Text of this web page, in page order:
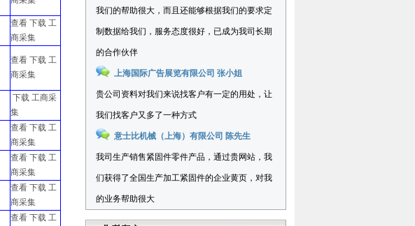
我们的帮助很大，而且还能够根据我们的要求定
制数据给我们，服务态度很好，已成为我司长期
的合作伙伴
上海国际广告展览有限公司 张小姐
贵公司资料对我们来说找客户有一定的用处，让
我们找客户又多了一种方式
意士比机械（上海）有限公司 陈先生
我司生产销售紧固件零件产品，通过贵网站，我
们获得了全国生产加工紧固件的企业黄页，对我
的业务帮助很大
查看 下载 工
商采集
查看 下载 工
商采集
下载 工商采
集
查看 下载 工
商采集
查看 下载 工
商采集
查看 下载 工
商采集
查看 下载 工